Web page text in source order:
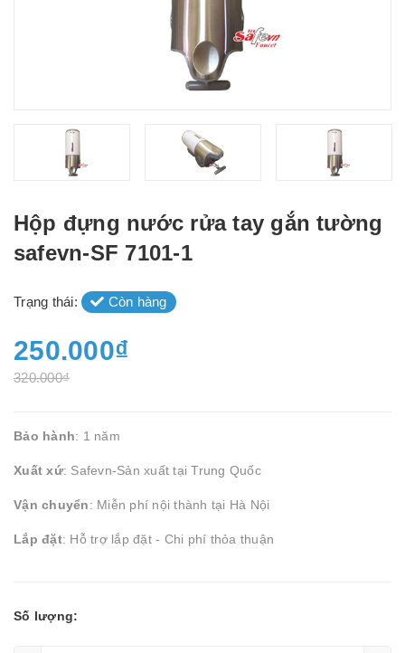
Hộp đựng nước rửa tay gắn tường
safevn-SF 7101-1
Trạng thái: Còn hàng
250.000₫
320.000₫
Bảo hành: 1 năm
Xuất xứ: Safevn-Sản xuất tại Trung Quốc
Vận chuyển: Miễn phí nội thành tại Hà Nội
Lắp đặt: Hỗ trợ lắp đặt - Chi phí thỏa thuận
Số lượng: